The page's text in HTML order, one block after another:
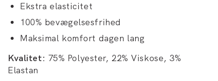
Ekstra elasticitet
100% bevægelsesfrihed
Maksimal komfort dagen lang
Kvalitet: 75% Polyester, 22% Viskose, 3%
Elastan